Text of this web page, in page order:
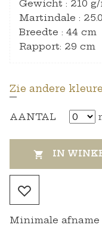
Gewicht : 210 g/
Martindale :
Breedte : 44 cm
Rapport: 29 cm
Zie andere
AANTAL
 IN
Minimale afname